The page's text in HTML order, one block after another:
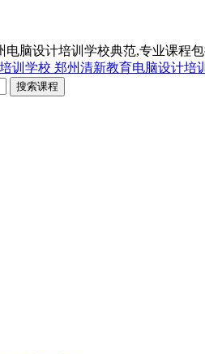
电脑设计培训学校典范,专业课程
郑州清新教育电脑设计培